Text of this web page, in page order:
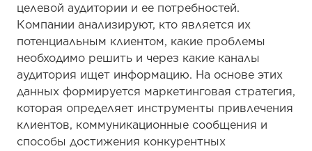
целевой аудитории и ее потребностей.
Компании анализируют, кто является их
потенциальным клиентом, какие проблемы
необходимо решить и через какие каналы
аудитория ищет информацию. На основе этих
данных формируется маркетинговая стратегия,
которая определяет инструменты привлечения
клиентов, коммуникационные сообщения и
способы достижения конкурентных